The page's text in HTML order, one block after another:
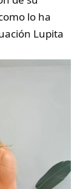
lo ha
Lupita